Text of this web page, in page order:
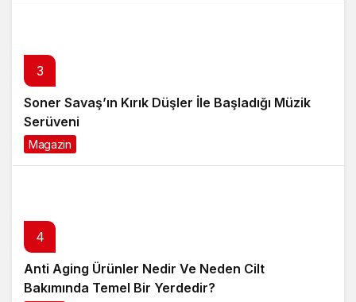
3
Soner Savaş’ın Kırık Düşler İle Başladığı Müzik
Serüveni
Magazin
4
Anti Aging Ürünler Nedir Ve Neden Cilt
Bakımında Temel Bir Yerdedir?